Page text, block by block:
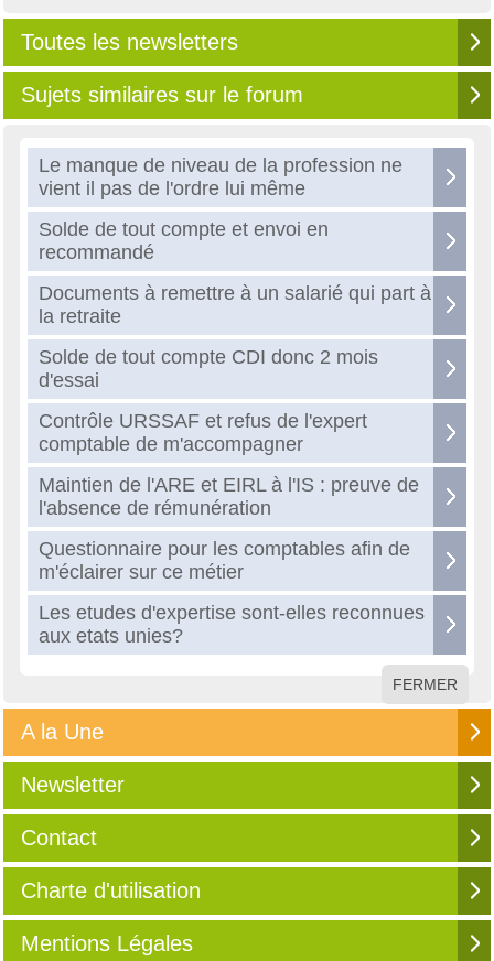
Toutes les newsletters
Sujets similaires sur le forum
Le manque de niveau de la profession ne
vient il pas de l'ordre lui même
Solde de tout compte et envoi en
recommandé
Documents à remettre à un salarié qui part à
la retraite
Solde de tout compte CDI donc 2 mois
d'essai
Contrôle URSSAF et refus de l'expert
comptable de m'accompagner
Maintien de l'ARE et EIRL à l'IS : preuve de
l'absence de rémunération
Questionnaire pour les comptables afin de
m'éclairer sur ce métier
Les etudes d'expertise sont-elles reconnues
aux etats unies?
FERMER
A la Une
Newsletter
Contact
Charte d'utilisation
Mentions Légales